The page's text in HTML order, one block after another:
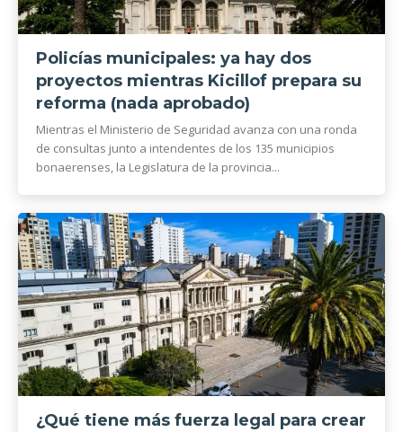
Policías municipales: ya hay dos
proyectos mientras Kicillof prepara su
reforma (nada aprobado)
Mientras el Ministerio de Seguridad avanza con una ronda
de consultas junto a intendentes de los 135 municipios
bonaerenses, la Legislatura de la provincia...
¿Qué tiene más fuerza legal para crear